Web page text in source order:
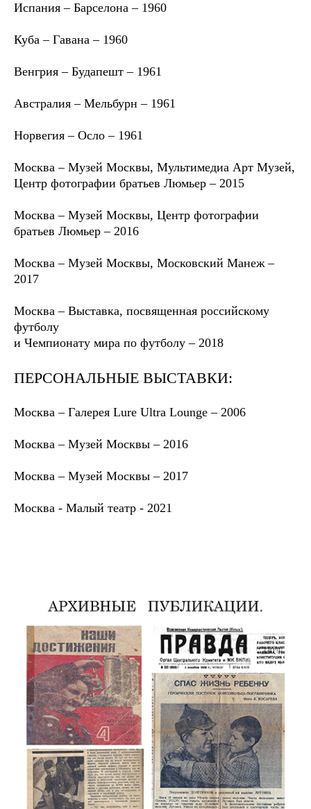
Испания – Барселона – 1960
Куба – Гавана – 1960
Венгрия – Будапешт – 1961
Австралия – Мельбурн – 1961
Норвегия – Осло – 1961
Москва – Музей Москвы, Мультимедиа Арт Музей,
Центр фотографии братьев Люмьер – 2015
Москва – Музей Москвы, Центр фотографии
братьев Люмьер – 2016
Москва – Музей Москвы, Московский Манеж –
2017
Москва – Выставка, посвященная российскому
футболу
и Чемпионату мира по футболу – 2018
ПЕРСОНАЛЬНЫЕ ВЫСТАВКИ:
Москва – Галерея Lure Ultra Lounge – 2006
Москва – Музей Москвы – 2016
Москва – Музей Москвы – 2017
Москва - Малый театр - 2021